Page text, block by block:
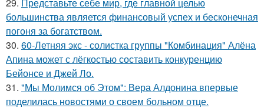
29. Представьте себе мир, где главной целью
большинства является финансовый успех и бесконечная
погоня за богатством.
30. 60-Летняя экс - солистка группы "Комбинация" Алёна
Апина может с лёгкостью составить конкуренцию
Бейонсе и Джей Ло.
31. "Мы Молимся об Этом": Вера Алдонина впервые
поделилась новостями о своем больном отце.